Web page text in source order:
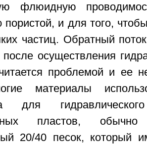
флюидную
пористой, и для того,
частиц. Обратный
осуществления
проблемой и ее
материалы
для
пластов,
20/40 песок, который